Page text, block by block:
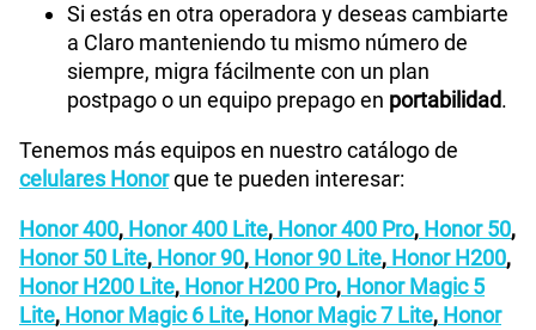
Si estás en otra operadora y deseas cambiarte
a Claro manteniendo tu mismo número de
siempre, migra fácilmente con un plan
postpago o un equipo prepago en portabilidad.
Tenemos más equipos en nuestro catálogo de
celulares Honorque te pueden interesar:
Honor 400, Honor 400 Lite, Honor 400 Pro, Honor 50,
Honor 50 Lite, Honor 90, Honor 90 Lite, Honor H200,
Honor H200 Lite, Honor H200 Pro, Honor Magic 5
Lite, Honor Magic 6 Lite, Honor Magic 7 Lite, Honor